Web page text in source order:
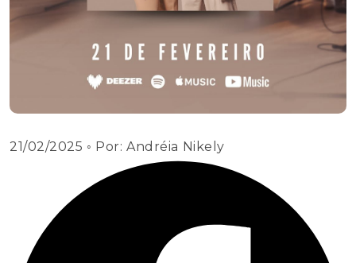
21/02/2025 ◦ Por:Andréia Nikely